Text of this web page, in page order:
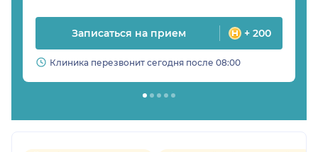
Записаться на прием + 200
Клиника перезвонит сегодня после 08:00